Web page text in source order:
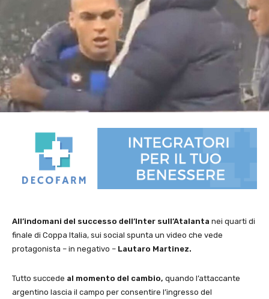
All’indomani del successo dell’Inter sull’Atalanta nei quarti di
finale di Coppa Italia, sui social spunta un video che vede
protagonista – in negativo – Lautaro Martinez.
Tutto succede al momento del cambio, quando l’attaccante
argentino lascia il campo per consentire l’ingresso del